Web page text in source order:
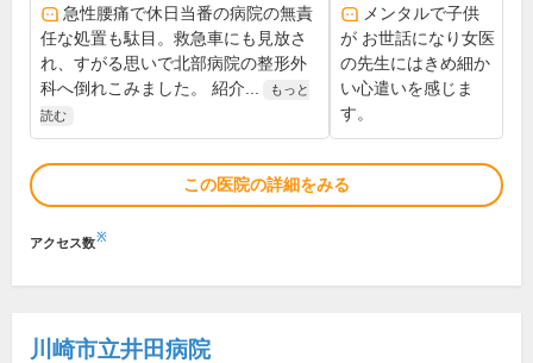
急性腰痛で休日当番の病院の無責
任な処置も駄目。救急車にも見放さ
れ、すがる思いで北部病院の整形外
科へ倒れこみました。 紹介...
もっと
読む
メンタルで子供
が お世話になり女医
の先生にはきめ細か
い心遣いを感じま
す。
この医院の詳細をみる
アクセス数※
川崎市立井田病院